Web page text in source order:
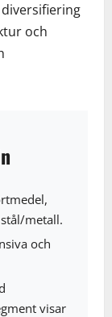
och
metall.
och
visar